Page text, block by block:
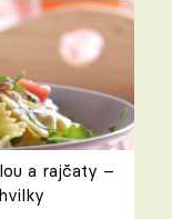
a rajčaty –